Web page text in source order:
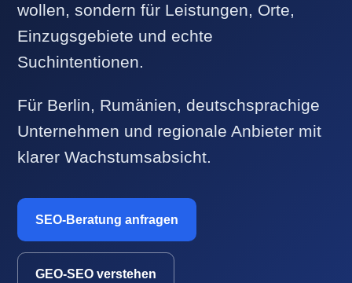
wollen, sondern für Leistungen, Orte,
Einzugsgebiete und echte
Suchintentionen.
Für Berlin, Rumänien, deutschsprachige
Unternehmen und regionale Anbieter mit
klarer Wachstumsabsicht.
SEO-Beratung anfragen
GEO-SEO verstehen